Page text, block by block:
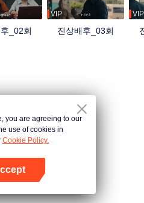
_02회
VIP
진상배후_03회
VIP
you are agreeing to our
use of cookies in
Cookie Policy.